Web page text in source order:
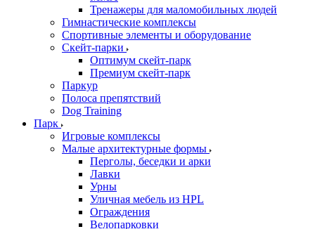
Тренажеры для маломобильных людей
Гимнастические комплексы
Спортивные элементы и оборудование
Скейт-парки
Оптимум скейт-парк
Премиум скейт-парк
Паркур
Полоса препятствий
Dog Training
Парк
Игровые комплексы
Малые архитектурные формы
Перголы, беседки и арки
Лавки
Урны
Уличная мебель из HPL
Ограждения
Велопарковки